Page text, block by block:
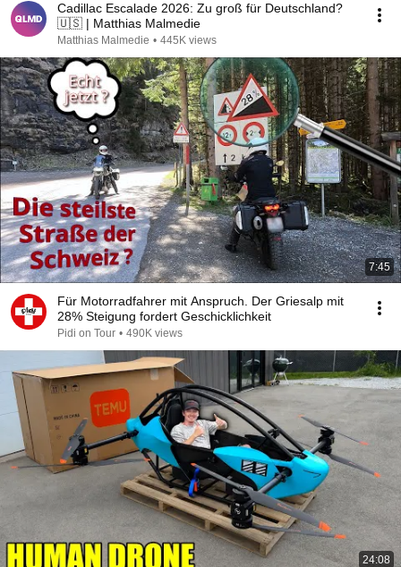
Cadillac Escalade 2026: Zu groß für Deutschland?
🇺🇸 | Matthias Malmedie
Matthias Malmedie • 445K views
7:45
Für Motorradfahrer mit Anspruch. Der Griesalp mit
28% Steigung fordert Geschicklichkeit
Pidi on Tour • 490K views
24:08